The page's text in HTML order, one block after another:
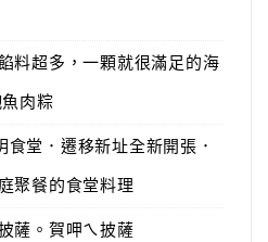
料超多，一顆就很滿足的海
肉粽
堂．遷移新址全新開張．
聚餐的食堂料理
薩。賀呷ㄟ披薩